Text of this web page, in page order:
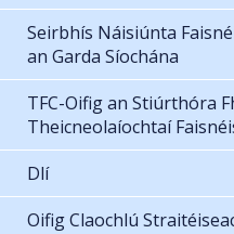
Seirbhís Náisiúnta
an Garda Síochána
TFC-Oifig an Stiúrthóra
Theicneolaíochtaí
Dlí
Oifig Claochlú